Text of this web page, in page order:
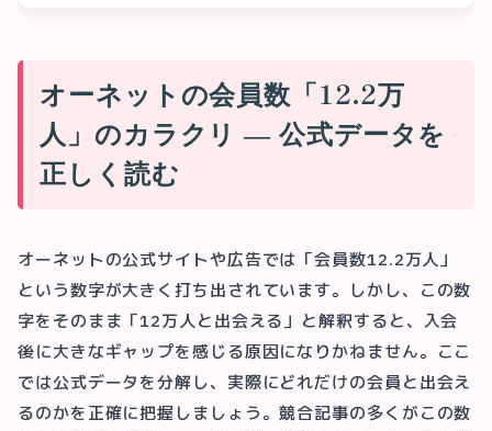
オーネットの会員数「12.2万
人」のカラクリ ― 公式データを
正しく読む
オーネットの公式サイトや広告では「会員数12.2万人」
という数字が大きく打ち出されています。しかし、この数
字をそのまま「12万人と出会える」と解釈すると、入会
後に大きなギャップを感じる原因になりかねません。ここ
では公式データを分解し、実際にどれだけの会員と出会え
るのかを正確に把握しましょう。競合記事の多くがこの数